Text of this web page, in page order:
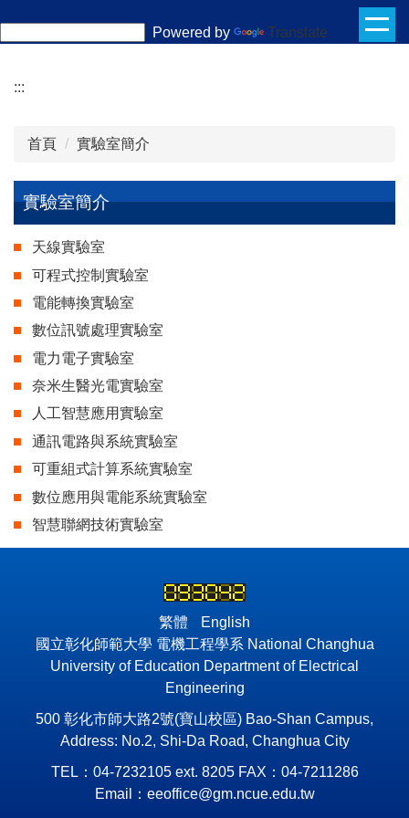
Powered by Translate
:::
首頁 實驗室簡介
實驗室簡介
天線實驗室
可程式控制實驗室
電能轉換實驗室
數位訊號處理實驗室
電力電子實驗室
奈米生醫光電實驗室
人工智慧應用實驗室
通訊電路與系統實驗室
可重組式計算系統實驗室
數位應用與電能系統實驗室
智慧聯網技術實驗室
繁體
English
國立彰化師範大學 電機工程學系 National Changhua
University of Education Department of Electrical
Engineering
500 彰化市師大路2號(寶山校區) Bao-Shan Campus,
Address: No.2, Shi-Da Road, Changhua City
TEL：04-7232105 ext. 8205 FAX：04-7211286
Email：eeoffice@gm.ncue.edu.tw